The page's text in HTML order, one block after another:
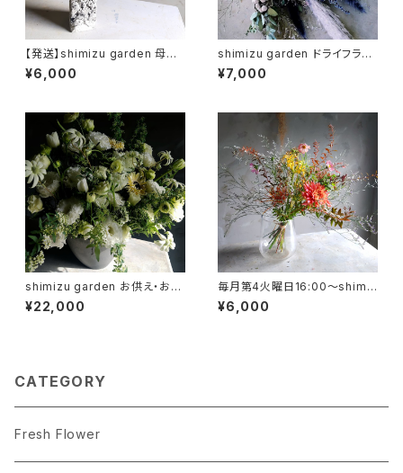
【発送】shimizu garden 母の
日 季節のお花+フラワーベース
セット
¥6,000
shimizu garden ドライフラワ
ースワッグ
¥7,000
shimizu garden お供え・お悔
やみ アレンジメント
¥22,000
毎月第4火曜日16:00～shimiz
u garden lesson【total gard
enコース】
¥6,000
CATEGORY
Fresh Flower